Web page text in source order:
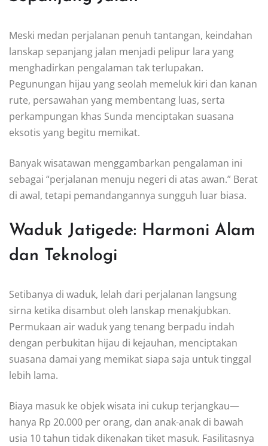
Meski medan perjalanan penuh tantangan, keindahan
lanskap sepanjang jalan menjadi pelipur lara yang
menghadirkan pengalaman tak terlupakan.
Pegunungan hijau yang seolah memeluk kiri dan kanan
rute, persawahan yang membentang luas, serta
perkampungan khas Sunda menciptakan suasana
eksotis yang begitu memikat.
Banyak wisatawan menggambarkan pengalaman ini
sebagai “perjalanan menuju negeri di atas awan.” Berat
di awal, tetapi pemandangannya sungguh luar biasa.
Waduk Jatigede: Harmoni Alam
dan Teknologi
Setibanya di waduk, lelah dari perjalanan langsung
sirna ketika disambut oleh lanskap menakjubkan.
Permukaan air waduk yang tenang berpadu indah
dengan perbukitan hijau di kejauhan, menciptakan
suasana damai yang memikat siapa saja untuk tinggal
lebih lama.
Biaya masuk ke objek wisata ini cukup terjangkau—
hanya Rp 20.000 per orang, dan anak-anak di bawah
usia 10 tahun tidak dikenakan tiket masuk. Fasilitasnya